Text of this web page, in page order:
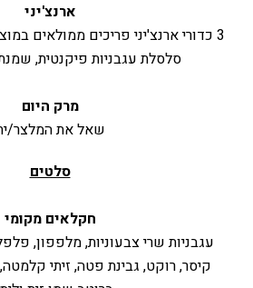
ארנצ'יני
3 כדורי ארנצ'יני פריכים ממולאים
סלסלת עגבניות פיקנטית,
מרק היום
שאל את המלצר/
סלטים
חקלאים מקומי
עגבניות שרי צבעוניות, מלפפון,
קיסר, רוקט, גבינת פטה, זיתי